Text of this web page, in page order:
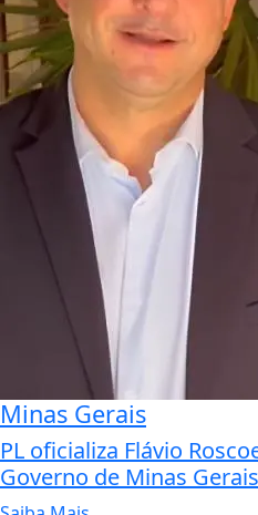
Minas Gerais
PL oficializa Flávio
Governo de Minas Gerais